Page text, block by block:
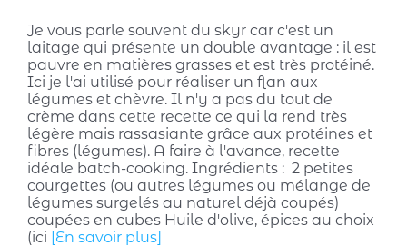
Je vous parle souvent du skyr car c'est un
laitage qui présente un double avantage : il est
pauvre en matières grasses et est très protéiné.
Ici je l'ai utilisé pour réaliser un flan aux
légumes et chèvre. Il n'y a pas du tout de
crème dans cette recette ce qui la rend très
légère mais rassasiante grâce aux protéines et
fibres (légumes). A faire à l'avance, recette
idéale batch-cooking. Ingrédients : 2 petites
courgettes (ou autres légumes ou mélange de
légumes surgelés au naturel déjà coupés)
coupées en cubes Huile d'olive, épices au choix
(ici [En savoir plus]